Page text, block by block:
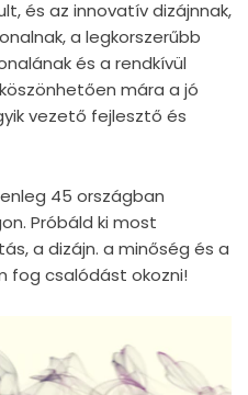
és az innovatív dizájnnak,
a legkorszerűbb
és a rendkívül
mára a jó
vezető fejlesztő és
45 országban
Próbáld ki most
a dizájn. a minőség és a
fog csalódást okozni!